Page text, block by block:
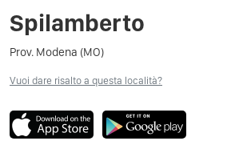
Spilamberto
Prov. Modena (MO)
Vuoi dare risalto a questa località?